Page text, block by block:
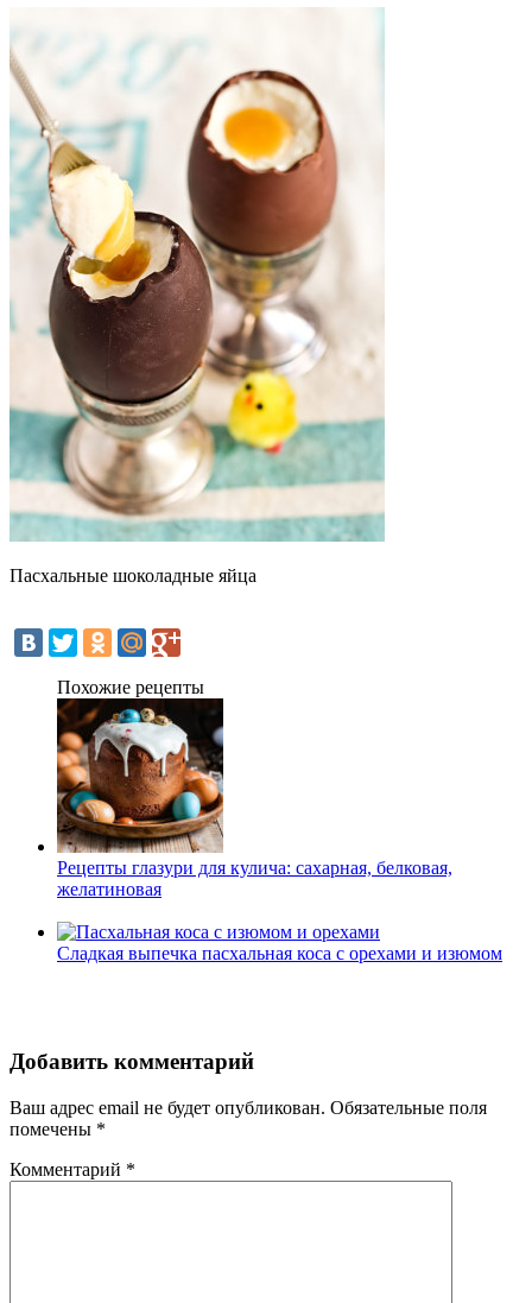
Пасхальные шоколадные яйца
Похожие рецепты
Рецепты глазури для кулича: сахарная, белковая,
желатиновая
Сладкая выпечка пасхальная коса с орехами и изюмом
Добавить комментарий
Ваш адрес email не будет опубликован. Обязательные поля
помечены *
Комментарий *